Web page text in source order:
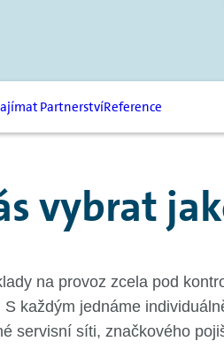
PartnerstvíReference
vybrat
na provoz zcela pod
každým jednáme
servisní síti, značkového